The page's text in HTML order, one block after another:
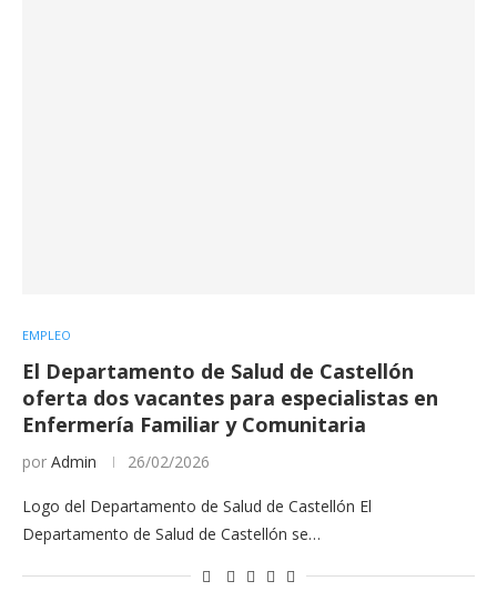
EMPLEO
El Departamento de Salud de Castellón
oferta dos vacantes para especialistas en
Enfermería Familiar y Comunitaria
por Admin 26/02/2026
Logo del Departamento de Salud de Castellón El
Departamento de Salud de Castellón se…